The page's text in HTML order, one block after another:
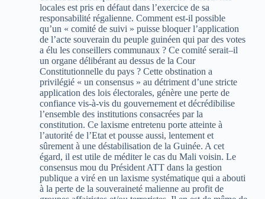
locales est pris en défaut dans l’exercice de sa
responsabilité régalienne. Comment est-il possible
qu’un « comité de suivi » puisse bloquer l’application
de l’acte souverain du peuple guinéen qui par des votes
a élu les conseillers communaux ? Ce comité serait–il
un organe délibérant au dessus de la Cour
Constitutionnelle du pays ? Cette obstination a
privilégié « un consensus » au détriment d’une stricte
application des lois électorales, génère une perte de
confiance vis-à-vis du gouvernement et décrédibilise
l’ensemble des institutions consacrées par la
constitution. Ce laxisme entretenu porte atteinte à
l’autorité de l’Etat et pousse aussi, lentement et
sûrement à une déstabilisation de la Guinée. A cet
égard, il est utile de méditer le cas du Mali voisin. Le
consensus mou du Président ATT dans la gestion
publique a viré en un laxisme systématique qui a abouti
à la perte de la souveraineté malienne au profit de